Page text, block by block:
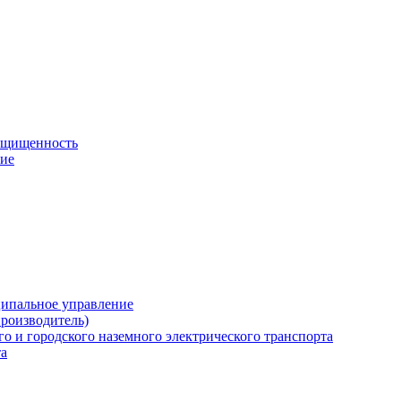
управление
и городского наземного электрического транспорта